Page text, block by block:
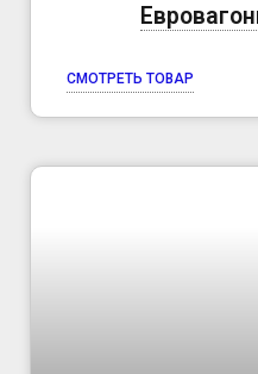
СМОТРЕТЬ ТОВАР